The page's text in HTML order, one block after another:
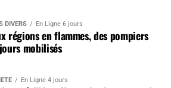
DIVERS En Ligne 6 jours
régions en flammes, des pompiers
mobilisés
En Ligne 4 jours